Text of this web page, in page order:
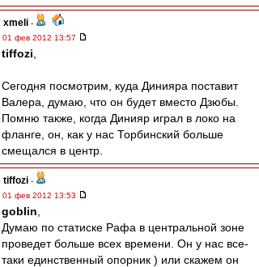
xmeli -
01 фев 2012 13:57
tiffozi
Сегодня посмотрим, куда Динияра поставит
Валера, думаю, что он будет вместо Дзюбы.
Помню также, когда Динияр играл в локо на
фланге, он, как у нас Торбинский больше
смещался в центр.
tiffozi -
01 фев 2012 13:53
goblin
Думаю по статиске Рафа в центральной зоне
проведет больше всех времени. Он у нас все-
таки единственный опорник ) или скажем он